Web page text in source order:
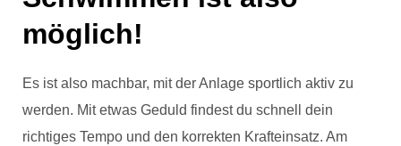
möglich!
Es ist also machbar, mit der Anlage sportlich aktiv zu
werden. Mit etwas Geduld findest du schnell dein
richtiges Tempo und den korrekten Krafteinsatz. Am